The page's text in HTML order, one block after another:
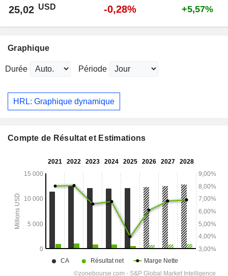
25,02 USD -0,28% +5,57%
Graphique
Durée Période
HRL: Graphique dynamique
Compte de Résultat et Estimations